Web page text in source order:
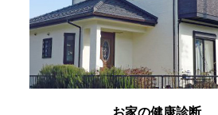
お家の健康診断